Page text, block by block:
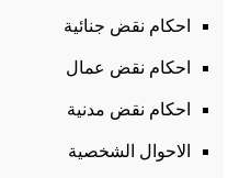
احكام نقض جنائية
احكام نقض عمال
احكام نقض مدنية
الاحوال الشخصية